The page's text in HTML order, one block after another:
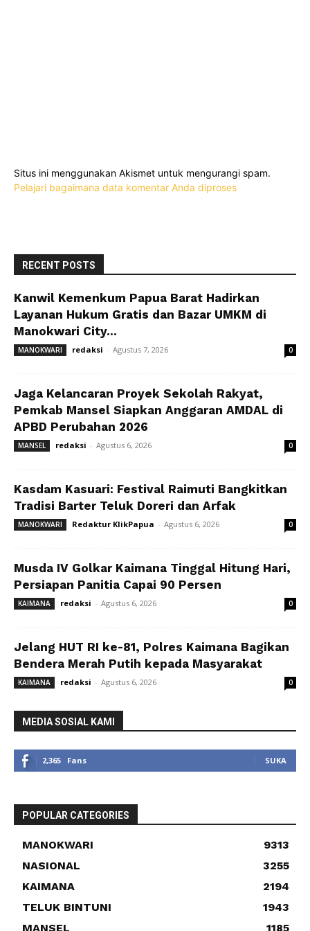
Situs ini menggunakan Akismet untuk mengurangi spam.
Pelajari bagaimana data komentar Anda diproses
RECENT POSTS
Kanwil Kemenkum Papua Barat Hadirkan
Layanan Hukum Gratis dan Bazar UMKM di
Manokwari City...
MANOKWARI redaksi - Agustus 7, 2026 0
Jaga Kelancaran Proyek Sekolah Rakyat,
Pemkab Mansel Siapkan Anggaran AMDAL di
APBD Perubahan 2026
MANSEL redaksi - Agustus 6, 2026 0
Kasdam Kasuari: Festival Raimuti Bangkitkan
Tradisi Barter Teluk Doreri dan Arfak
MANOKWARI Redaktur KlikPapua - Agustus 6, 2026 0
Musda IV Golkar Kaimana Tinggal Hitung Hari,
Persiapan Panitia Capai 90 Persen
KAIMANA redaksi - Agustus 6, 2026 0
Jelang HUT RI ke-81, Polres Kaimana Bagikan
Bendera Merah Putih kepada Masyarakat
KAIMANA redaksi - Agustus 6, 2026 0
MEDIA SOSIAL KAMI
2,365 Fans SUKA
POPULAR CATEGORIES
MANOKWARI
9313
NASIONAL
3255
KAIMANA
2194
TELUK BINTUNI
1943
MANSEL
1185